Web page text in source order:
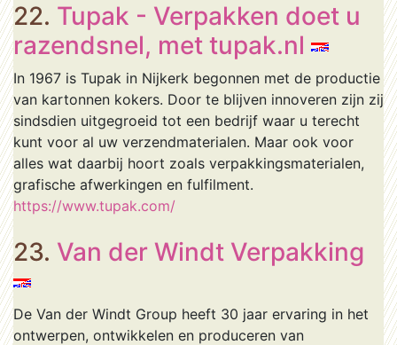
22. Tupak - Verpakken doet u
razendsnel, met tupak.nl
In 1967 is Tupak in Nijkerk begonnen met de productie
van kartonnen kokers. Door te blijven innoveren zijn zij
sindsdien uitgegroeid tot een bedrijf waar u terecht
kunt voor al uw verzendmaterialen. Maar ook voor
alles wat daarbij hoort zoals verpakkingsmaterialen,
grafische afwerkingen en fulfilment.
https://www.tupak.com/
23. Van der Windt Verpakking
De Van der Windt Group heeft 30 jaar ervaring in het
ontwerpen, ontwikkelen en produceren van